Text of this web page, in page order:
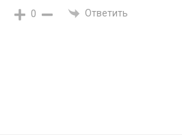
0 Ответить